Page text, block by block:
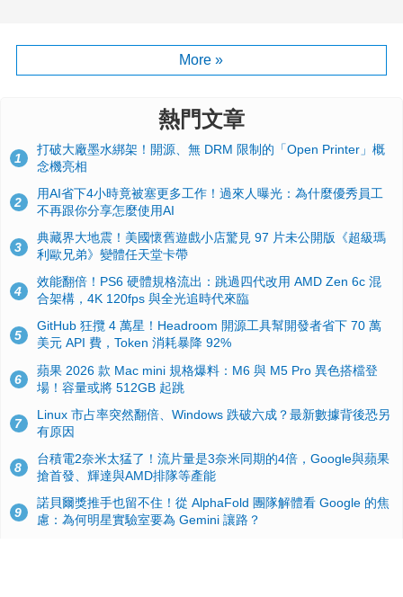
More »
熱門文章
1
打破大廠墨水綁架！開源、無 DRM 限制的「Open Printer」概
念機亮相
2
用AI省下4小時竟被塞更多工作！過來人曝光：為什麼優秀員工
不再跟你分享怎麼使用AI
3
典藏界大地震！美國懷舊遊戲小店驚見 97 片未公開版《超級瑪
利歐兄弟》變體任天堂卡帶
4
效能翻倍！PS6 硬體規格流出：跳過四代改用 AMD Zen 6c 混
合架構，4K 120fps 與全光追時代來臨
5
GitHub 狂攬 4 萬星！Headroom 開源工具幫開發者省下 70 萬
美元 API 費，Token 消耗暴降 92%
6
蘋果 2026 款 Mac mini 規格爆料：M6 與 M5 Pro 異色搭檔登
場！容量或將 512GB 起跳
7
Linux 市占率突然翻倍、Windows 跌破六成？最新數據背後恐另
有原因
8
台積電2奈米太猛了！流片量是3奈米同期的4倍，Google與蘋果
搶首發、輝達與AMD排隊等產能
9
諾貝爾獎推手也留不住！從 AlphaFold 團隊解體看 Google 的焦
慮：為何明星實驗室要為 Gemini 讓路？